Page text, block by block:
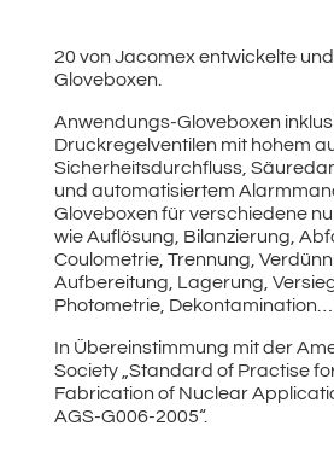
20 von Jacomex entwickelte
Gloveboxen.
Anwendungs-Gloveboxen
Druckregelventilen mit hohem
Sicherheitsdurchfluss,
und automatisiertem
Gloveboxen für verschiedene
wie Auflösung, Bilanzierung,
Coulometrie, Trennung,
Aufbereitung, Lagerung,
Photometrie, Dekontamination…
In Übereinstimmung mit der
Society „Standard of Practise
Fabrication of Nuclear
AGS-G006-2005“.